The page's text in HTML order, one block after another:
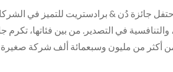
عام 2014، احتفل جائزة دُن & برادستريت للتميز
والتنافسية في التصدير. من بين فئاتها،